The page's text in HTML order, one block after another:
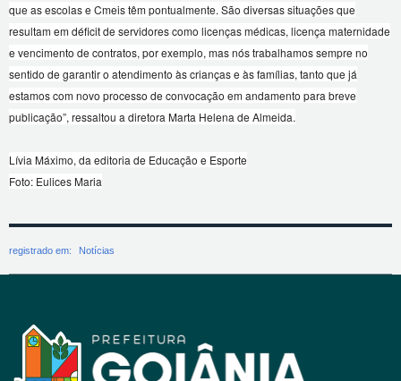
que as escolas e Cmeis têm pontualmente. São diversas situações que
resultam em déficit de servidores como licenças médicas, licença maternidade
e vencimento de contratos, por exemplo, mas nós trabalhamos sempre no
sentido de garantir o atendimento às crianças e às famílias, tanto que já
estamos com novo processo de convocação em andamento para breve
publicação”, ressaltou a diretora Marta Helena de Almeida.
Lívia Máximo, da editoria de Educação e Esporte
Foto: Eulices Maria
registrado em: Notícias